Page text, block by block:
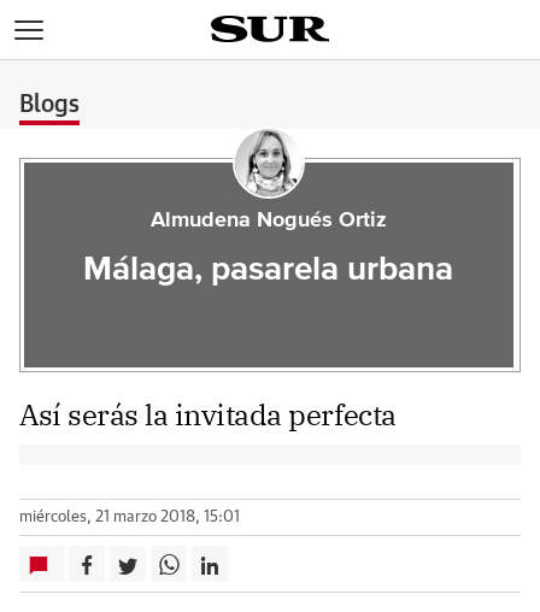
Blogs
Almudena Nogués Ortiz
Málaga, pasarela urbana
Así serás la invitada perfecta
miércoles, 21 marzo 2018, 15:01